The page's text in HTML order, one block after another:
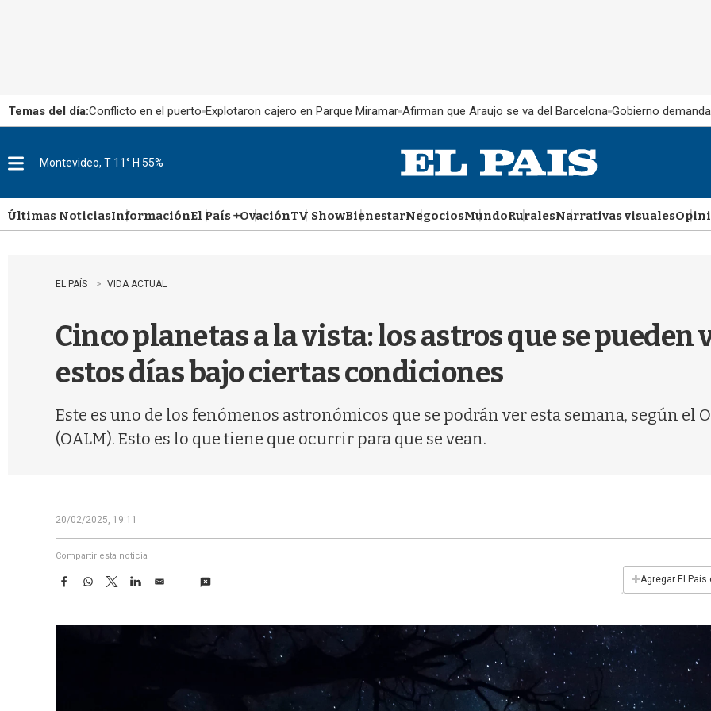
Temas del día:Conflicto en el puerto Explotaron cajero en Parque Miramar Afirman que Araujo se va del Barcelona Gobierno
u
Montevideo, T 11° H 55%
Últimas NoticiasInformaciónEl País +OvaciónTV ShowBienestarNegociosMundoRuralesNarrativas visuales
EL PAÍS VIDA ACTUAL
Cinco planetas a la vista: los astros que se pueden
estos días bajo ciertas condiciones
Este es uno de los fenómenos astronómicos que se podrán ver esta semana, según
(OALM). Esto es lo que tiene que ocurrir para que se vean.
20/02/2025, 19:11
Compartir esta noticia
F
e
W
t
T
w
t
t
L
k
E
i
+Agregar El País